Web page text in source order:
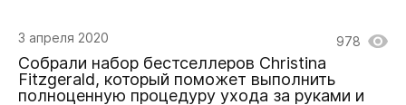
3 апреля 2020 978
Собрали набор бестселлеров Christina
Fitzgerald, который поможет выполнить
полноценную процедуру ухода за руками и